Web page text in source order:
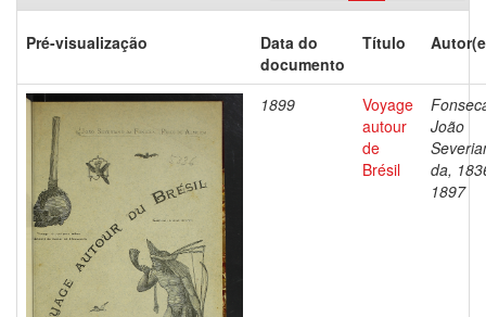
Pré-visualização
Data do
documento
Título
1899
Voyage
autour
de
Brésil
João
da,
1897